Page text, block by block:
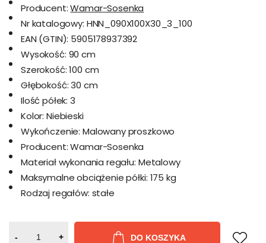
Producent: Wamar-Sosenka
Nr katalogowy: HNN_090X100X30_3_100
EAN (GTIN): 5905178937392
Wysokość: 90 cm
Szerokość: 100 cm
Głębokość: 30 cm
Ilość półek: 3
Kolor: Niebieski
Wykończenie: Malowany proszkowo
Producent: Wamar-Sosenka
Materiał wykonania regału: Metalowy
Maksymalne obciążenie półki: 175 kg
Rodzaj regałów: stałe
- + DO KOSZYKA